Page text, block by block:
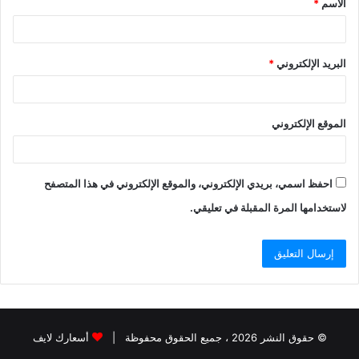
الاسم *
البريد الإلكتروني*
الموقع الإلكتروني
احفظ اسمي، بريدي الإلكتروني، والموقع الإلكتروني في هذا المتصفح
لاستخدامها المرة المقبلة في تعليقي.
© حقوق النشر 2026 ، جميع الحقوق محفوظة |
أسعارك لايف